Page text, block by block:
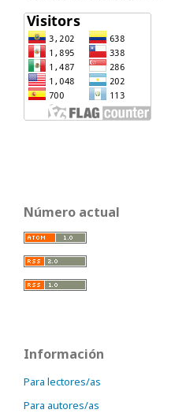
Número actual
Información
Para lectores/as
Para autores/as